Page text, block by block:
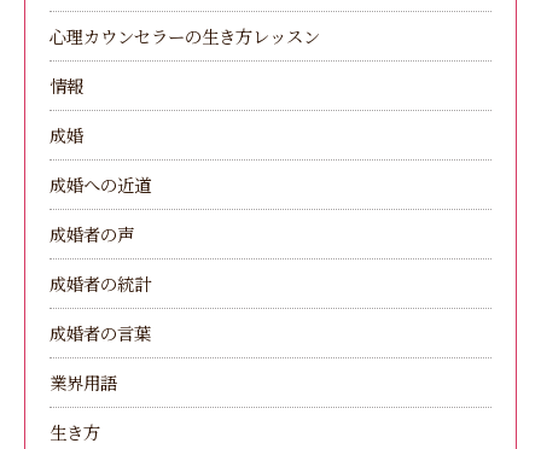
心理カウンセラーの生き方レッスン
情報
成婚
成婚への近道
成婚者の声
成婚者の統計
成婚者の言葉
業界用語
生き方